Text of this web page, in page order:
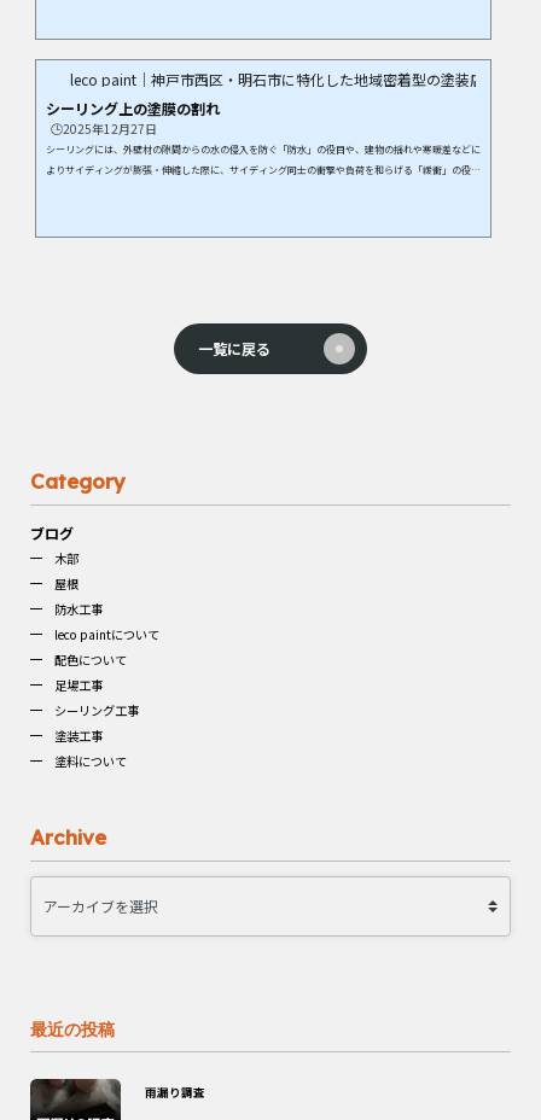
leco paint｜神戸市西区・明石市に特化した地域密着型の塗装店
シーリング上の塗膜の割れ
🕒️2025年12月27日
シーリングには、外壁材の隙間からの水の侵入を防ぐ「防水」の役目や、建物の揺れや寒暖差などに
よりサイディングが膨張・伸縮した際に、サイディング同士の衝撃や負荷を和らげる「緩衝」の役割
一覧に戻る
Category
ブログ
木部
屋根
防水工事
leco paintについて
配色について
足場工事
シーリング工事
塗装工事
塗料について
Archive
最近の投稿
雨漏り調査